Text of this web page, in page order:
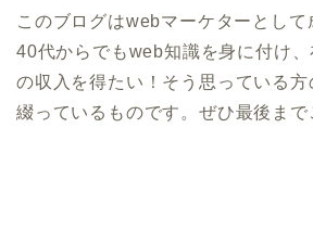
このブログはwebマーケターとして
40代からでもweb知識を身に付け
の収入を得たい！そう思っている方
綴っているものです。ぜひ最後まで